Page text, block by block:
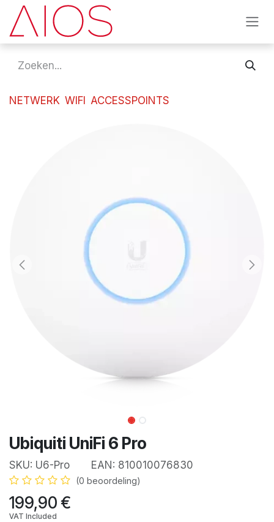
Overslaan naar inhoud
NETWERK WIFI ACCESSPOINTS
Ubiquiti UniFi 6 Pro
SKU: U6-Pro EAN: 810010076830
(0 beoordeling)
199,90€
VAT Included